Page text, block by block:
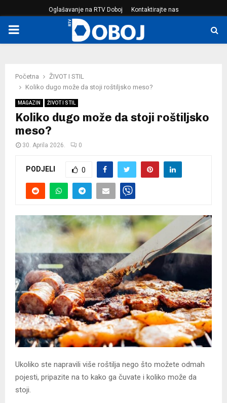
Oglašavanje na RTV Doboj Kontaktirajte nas
PRIMARY
Početna
ŽIVOT I STIL
Koliko dugo može da stoji roštiljsko meso?
MAGAZIN ŽIVOT I STIL
Koliko dugo može da stoji roštiljsko
meso?
30. Aprila 2026. 0
PODJELI 0
Ukoliko ste napravili više roštilja nego što možete odmah
pojesti, pripazite na to kako ga čuvate i koliko može da
stoji.